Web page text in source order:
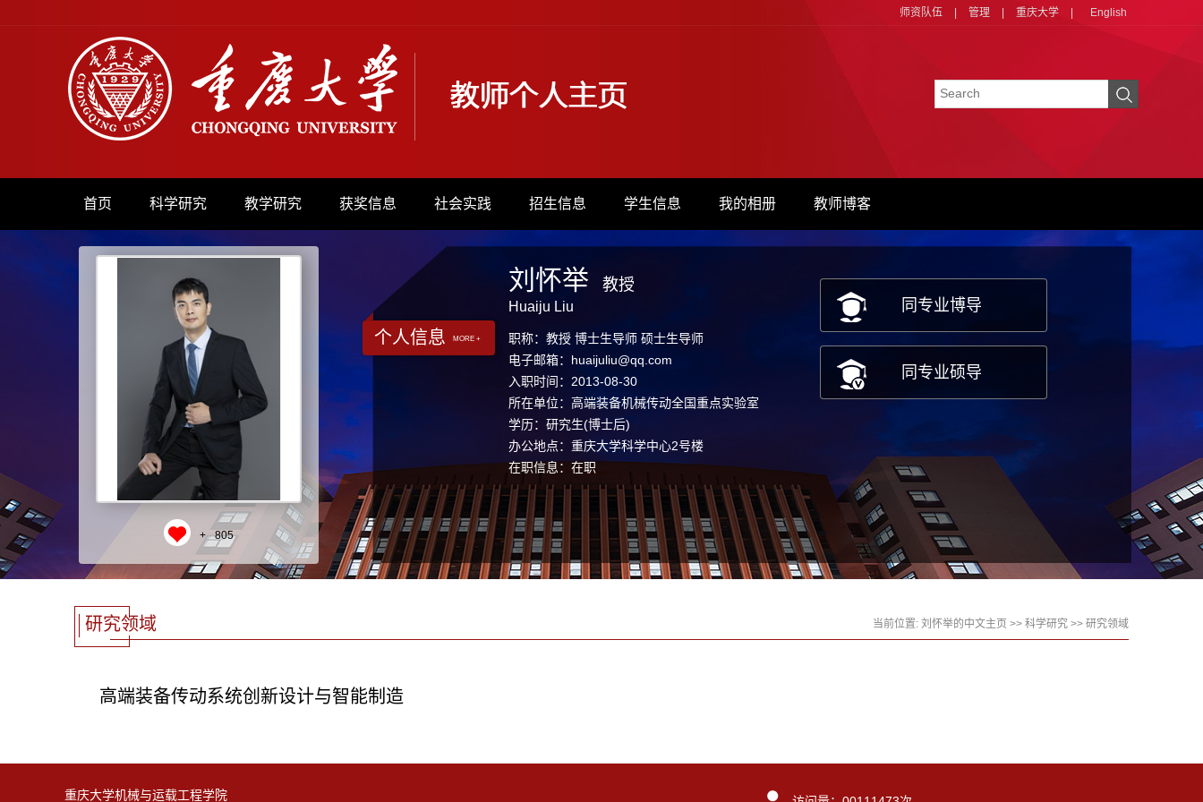
师资队伍 管理 重庆大学 English
首页 科学研究 教学研究 获奖信息 社会实践 招生信息 学生信息 我的相册 教师博客
+ 805
个人信息 MORE +
刘怀举
Huaiju Liu
教授
职称：教授 博士生导师 硕士生导师
电子邮箱： huaijuliu@qq.com
入职时间：2013-08-30
所在单位：高端装备机械传动全国重点实验室
学历：研究生(博士后)
办公地点：重庆大学科学中心2号楼
在职信息：在职
同专业博导
同专业硕导
研究领域 当前位置: 刘怀举的中文主页 >> 科学研究 >> 研究领域
高端装备传动系统创新设计与智能制造
重庆大学机械与运载工程学院